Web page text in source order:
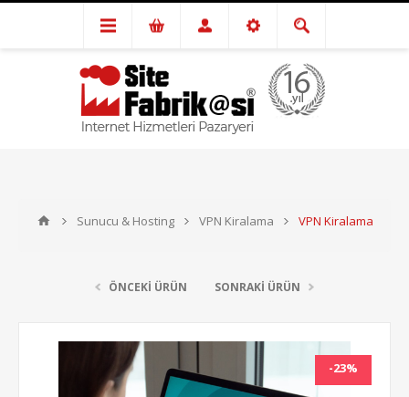
Sunucu & Hosting VPN Kiralama VPN Kiralama
ÖNCEKİ ÜRÜN SONRAKİ ÜRÜN
-23%